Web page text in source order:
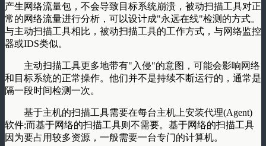
产生网络流量包，不会导致目标系统崩溃，被动扫描工具对正
常的网络流量进行分析，可以设计成"永远在线"检测的方式。
与主动扫描工具相比，被动扫描工具的工作方式，与网络监控
器或IDS类似。
主动扫描工具更多地带有"入侵"的意图，可能会影响网络
和目标系统的正常操作。他们并不是持续不断运行的，通常是
隔一段时间检测一次。
基于主机的扫描工具需要在每台主机上安装代理(Agent)
软件;而基于网络的扫描工具则不需要。基于网络的扫描工具
因为要占用较多资源，一般需要一台专门的计算机。